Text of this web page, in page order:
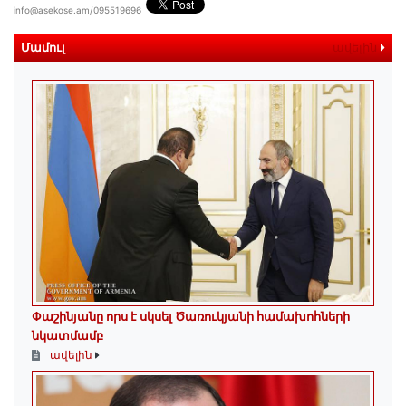
info@asekose.am/095519696
Մամուլ ավելին
Փաշինյանը որս է սկսել Ծառուկյանի համախոհների
նկատմամբ
ավելին